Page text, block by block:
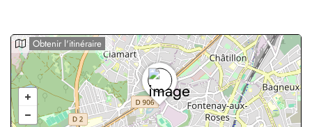
Obtenir l'itinéraire